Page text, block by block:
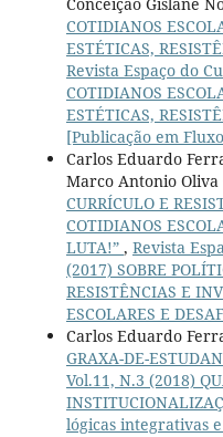
COTIDIANOS
ESTÉTICAS,
Revista Espaço do
COTIDIANOS
ESTÉTICAS,
[Publicação em
Carlos Eduardo
Marco Antonio Oliva
CURRÍCULO E
COTIDIANOS
LUTA!” , Revista
(2017) SOBRE
RESISTÊNCIAS E
ESCOLARES E
Carlos Eduardo
GRAXA-DE-
Vol.11, N.3 (2018)
lógicas integrativas